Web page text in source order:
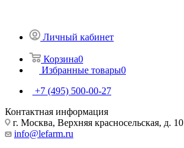
Личный кабинет
Корзина0
Избранные товары0
+7 (495) 500-00-27
Контактная информация
г. Москва, Верхняя красносельская, д. 10
info@lefarm.ru